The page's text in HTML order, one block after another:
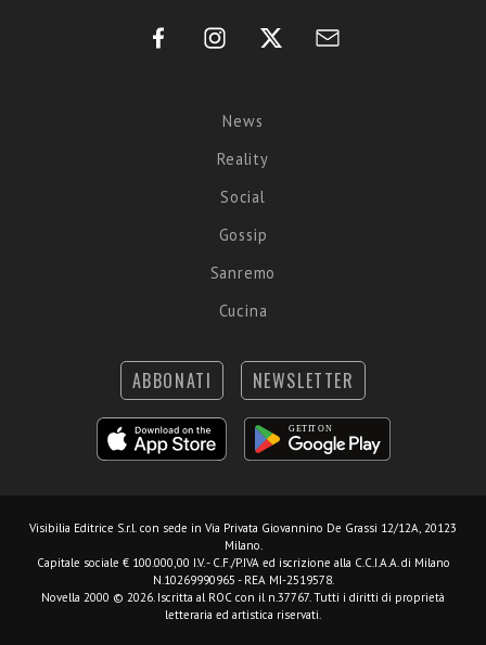
News
Reality
Social
Gossip
Sanremo
Cucina
ABBONATI NEWSLETTER
Visibilia Editrice S.r.l. con sede in Via Privata Giovannino De Grassi 12/12A, 20123
Milano.
Capitale sociale € 100.000,00 I.V. - C.F./P.IVA ed iscrizione alla C.C.I.A.A. di Milano
N.10269990965 - REA MI-2519578.
Novella 2000 © 2026. Iscritta al ROC con il n.37767. Tutti i diritti di proprietà
letteraria ed artistica riservati.